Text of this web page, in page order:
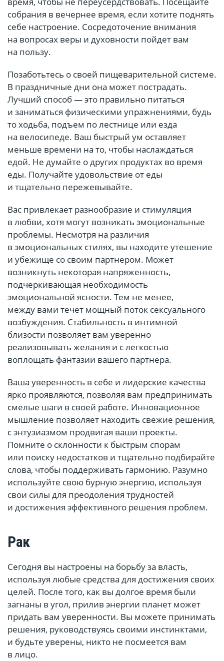
собрания в вечернее время, если хотите поднять
себе настроение. Сосредоточение внимания
на вопросах веры и духовности пойдет вам
на пользу.
Позаботьтесь о своей пищеварительной системе.
В праздничные дни она может пострадать.
Лучший способ — это правильно питаться
и заниматься физическими упражнениями, будь
то ходьба, подъем по лестнице или езда
на велосипеде. Ваш быстрый ум оставляет
меньше времени на то, чтобы наслаждаться
едой. Не думайте о других продуктах во время
еды. Получайте удовольствие от еды
и тщательно пережевывайте.
Вас привлекает разнообразие и стимуляция
в любви, хотя могут возникать эмоциональные
проблемы. Несмотря на различия
в эмоциональных стилях, вы находите утешение
и убежище со своим партнером. Может
возникнуть некоторая напряженность,
подчеркивающая необходимость
эмоциональной ясности. Тем не менее,
между вами течет мощный поток сексуального
возбуждения. Стабильность в интимной
близости позволяет вам уверенно
реализовывать желания и с легкостью
воплощать фантазии вашего партнера.
Ваша уверенность в себе и лидерские качества
ярко проявляются, позволяя вам предпринимать
смелые шаги в своей работе. Инновационное
мышление позволяет находить свежие решения,
с энтузиазмом продвигая ваши проекты.
Помните о склонности к быстрым спорам
или поиску недостатков и тщательно подбирайте
слова, чтобы поддерживать гармонию. Разумно
используйте свою бурную энергию, используя
свои силы для преодоления трудностей
и достижения эффективного решения проблем.
Рак
Сегодня вы настроены на борьбу за власть,
используя любые средства для достижения своих
целей. После того, как вы долгое время были
загнаны в угол, прилив энергии планет может
придать вам уверенности. Вы можете принимать
решения, руководствуясь своими инстинктами,
и будьте уверены, никто не посмеется вам
в лицо.